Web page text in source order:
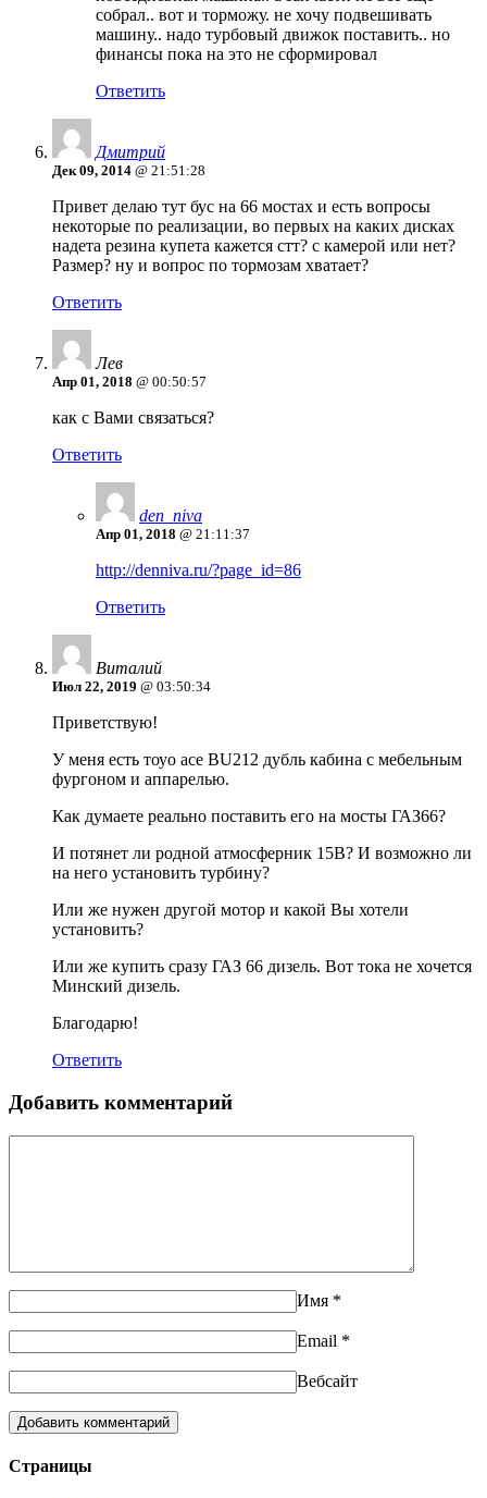
собрал.. вот и торможу. не хочу подвешивать
машину.. надо турбовый движок поставить.. но
финансы пока на это не сформировал
Ответить
Дмитрий
Дек 09, 2014 @ 21:51:28
Привет делаю тут бус на 66 мостах и есть вопросы
некоторые по реализации, во первых на каких дисках
надета резина купета кажется стт? с камерой или нет?
Размер? ну и вопрос по тормозам хватает?
Ответить
Лев
Апр 01, 2018 @ 00:50:57
как с Вами связаться?
Ответить
den_niva
Апр 01, 2018 @ 21:11:37
http://denniva.ru/?page_id=86
Ответить
Виталий
Июл 22, 2019 @ 03:50:34
Приветствую!
У меня есть тоуо асе BU212 дубль кабина с мебельным
фургоном и аппарелью.
Как думаете реально поставить его на мосты ГАЗ66?
И потянет ли родной атмосферник 15В? И возможно ли
на него установить турбину?
Или же нужен другой мотор и какой Вы хотели
установить?
Или же купить сразу ГАЗ 66 дизель. Вот тока не хочется
Минский дизель.
Благодарю!
Ответить
Добавить комментарий
Имя *
Email *
Вебсайт
Страницы